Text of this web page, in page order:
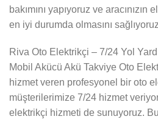
bakımını yapıyoruz ve
en iyi durumda olmasını
Riva Oto Elektrikçi – 7/24 Yol
Mobil Akücü Akü Takviye Oto
hizmet veren profesyonel bir oto
müşterilerimize 7/24 hizmet
elektrikçi hizmeti de sunuyoruz.